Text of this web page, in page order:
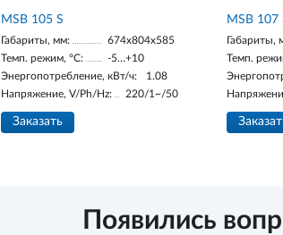
MSB 105 S
Габариты, мм:
674х804х585
Темп. режим, °С:
-5…+10
Энергопотребление, кВт/ч:
1.08
Напряжение, V/Ph/Hz:
220/1~/50
Заказать
MSB 107
Габариты,
Темп.
Появились